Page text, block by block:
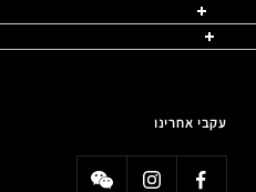
עקבי אחרינו